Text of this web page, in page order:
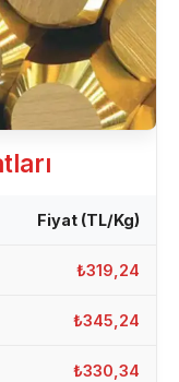
Fiyat (TL/Kg)
₺319,24
₺345,24
₺330,34